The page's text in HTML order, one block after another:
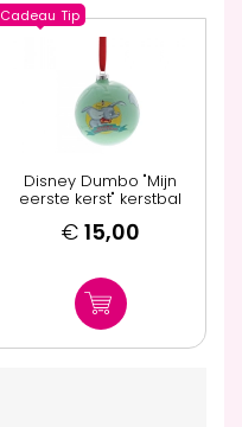
Cadeau Tip
Disney Dumbo "Mijn
eerste kerst" kerstbal
€ 15,00